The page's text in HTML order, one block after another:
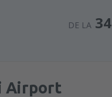
DE LA 34
Airport